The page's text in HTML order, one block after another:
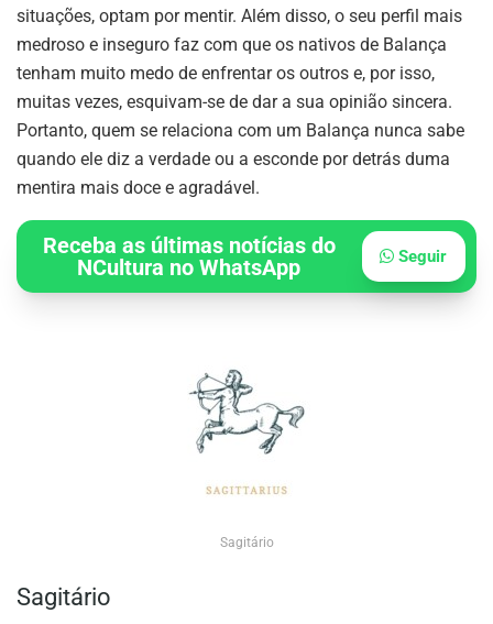
situações, optam por mentir. Além disso, o seu perfil mais
medroso e inseguro faz com que os nativos de Balança
tenham muito medo de enfrentar os outros e, por isso,
muitas vezes, esquivam-se de dar a sua opinião sincera.
Portanto, quem se relaciona com um Balança nunca sabe
quando ele diz a verdade ou a esconde por detrás duma
mentira mais doce e agradável.
Receba as últimas notícias do
NCultura no WhatsApp
Seguir
Sagitário
Sagitário